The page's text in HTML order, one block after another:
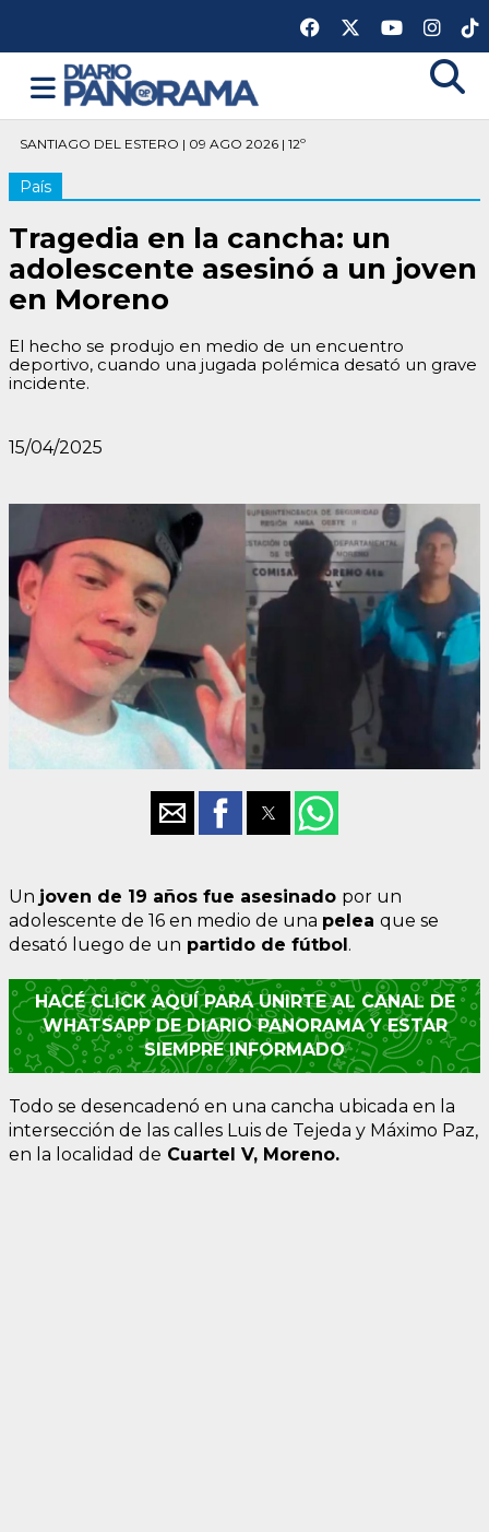
SANTIAGO DEL ESTERO | 09 AGO 2026 | 12º
País
Tragedia en la cancha: un
adolescente asesinó a un joven
en Moreno
El hecho se produjo en medio de un encuentro
deportivo, cuando una jugada polémica desató un grave
incidente.
15/04/2025
Un joven de 19 años fue asesinado por un
adolescente de 16 en medio de una pelea que se
desató luego de un partido de fútbol.
HACÉ CLICK AQUÍ PARA UNIRTE AL CANAL DE
WHATSAPP DE DIARIO PANORAMA Y ESTAR
SIEMPRE INFORMADO
Todo se desencadenó en una cancha ubicada en la
intersección de las calles Luis de Tejeda y Máximo Paz,
en la localidad de Cuartel V, Moreno.